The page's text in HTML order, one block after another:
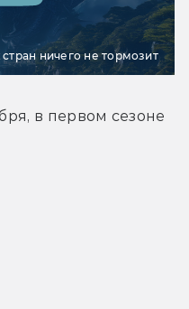
ничего не тормозит
в первом сезоне